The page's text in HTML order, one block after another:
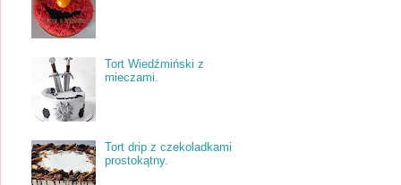
Tort Wiedźmiński z
mieczami.
Tort drip z czekoladkami
prostokątny.